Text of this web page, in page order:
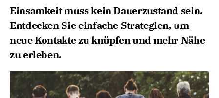
Einsamkeit muss kein Dauerzustand sein.
Entdecken Sie einfache Strategien, um
neue Kontakte zu knüpfen und mehr Nähe
zu erleben.